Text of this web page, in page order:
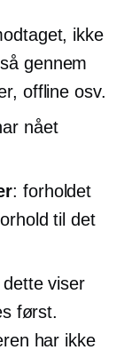
ikke
gennem
offline osv.
nået
: forholdet
til det
dette viser
først.
har ikke